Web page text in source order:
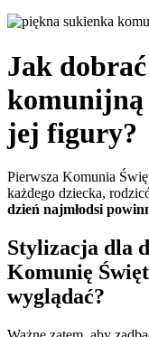
Jak
komunijną
jej figury?
Pierwsza Komunia
każdego dziecka,
dzień najmłodsi
Stylizacja dla
Komunię
wyglądać?